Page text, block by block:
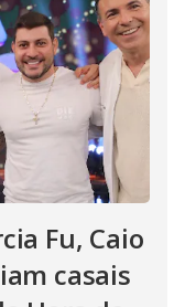
Fu, Caio
casais